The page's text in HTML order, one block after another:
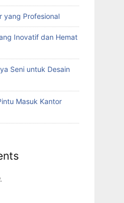
yang Profesional
Inovatif dan Hemat
Seni untuk Desain
Masuk Kantor